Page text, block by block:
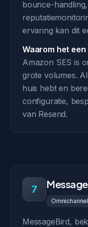
bounce-
ervaring kan dit
Waarom het
Amazon SES is
grote volumes.
huis hebt en
configuratie,
van Resend.
7
Omnichannel
MessageBird,